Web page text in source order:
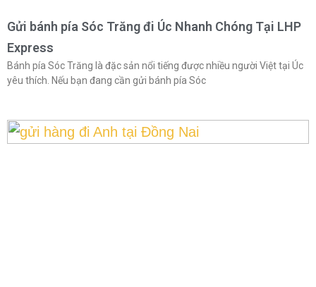
Gửi bánh pía Sóc Trăng đi Úc Nhanh Chóng Tại LHP
Express
Bánh pía Sóc Trăng là đặc sản nổi tiếng được nhiều người Việt tại Úc
yêu thích. Nếu bạn đang cần gửi bánh pía Sóc